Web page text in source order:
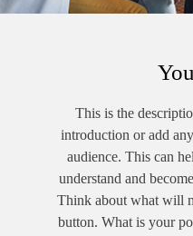
explicații Cristina Anghel -
doctor în psihologie și
eurodeputatul Marian
Comisiei pentru mediu,
din
This is the
introduction or add
audience. This can
understand and
Think about what will
button. What is your